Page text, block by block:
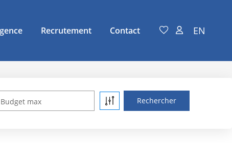
Recrutement Contact EN
Budget max